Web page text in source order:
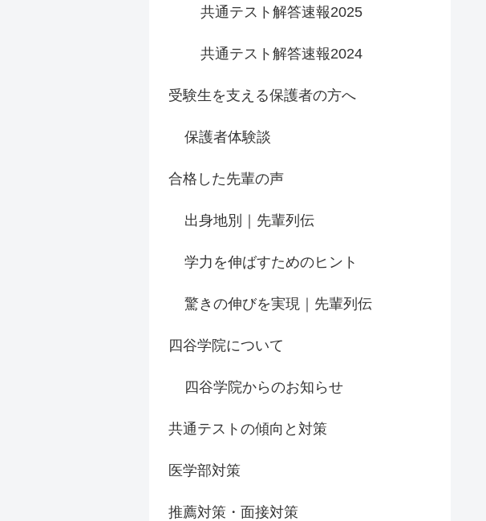
共通テスト解答速報2025
共通テスト解答速報2024
受験生を支える保護者の方へ
保護者体験談
合格した先輩の声
出身地別｜先輩列伝
学力を伸ばすためのヒント
驚きの伸びを実現｜先輩列伝
四谷学院について
四谷学院からのお知らせ
共通テストの傾向と対策
医学部対策
推薦対策・面接対策